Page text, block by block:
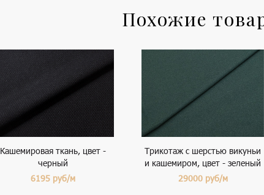
Похожие
Кашемировая ткань, цвет -
черный
6195 руб/м
Трикотаж с шерстью викуньи
и кашемиром, цвет - зеленый
29000 руб/м